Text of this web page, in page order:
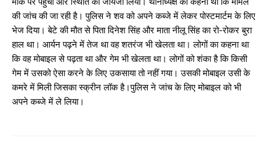
की जांच की जा रही है। पुलिस ने शव को अपने कब्जे में लेकर पोस्टमार्टम के लिए
भेज दिया। बेटे की मौत से पिता दिनेश सिंह और माता नीलू सिंह का रो-रोकर बुरा
हाल था। आर्यन पढ़ने में तेज था वह शतरंज भी खेलता था। लोगों का कहना था
कि वह मोबाइल से पढ़ता था और गेम भी खेलता था। लोगों को शंका है कि किसी
गेम में उसको ऐसा करने के लिए उकसाया तो नहीं गया। उसकी मोबाइल उसी के
कमरे में मिली जिसका स्क्रीन लॉक है।पुलिस ने जांच के लिए मोबाइल को भी
अपने कब्जे में ले लिया।